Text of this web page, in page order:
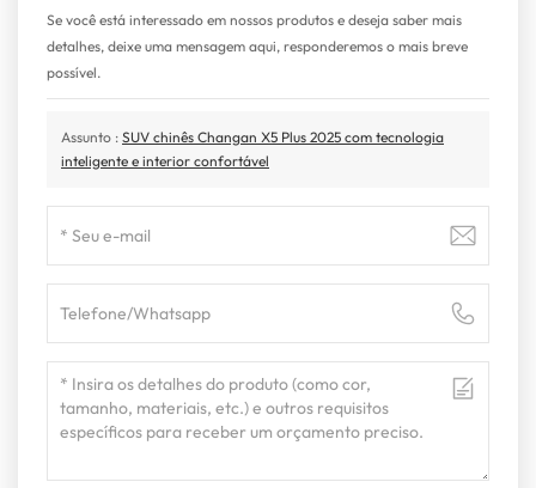
Se você está interessado em nossos produtos e deseja saber mais
detalhes, deixe uma mensagem aqui, responderemos o mais breve
possível.
Assunto : SUV chinês Changan X5 Plus 2025 com tecnologia
inteligente e interior confortável